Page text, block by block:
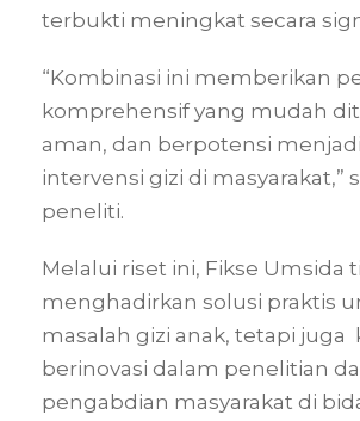
terbukti meningkat secara
“Kombinasi ini memberikan
komprehensif yang mudah
aman, dan berpotensi
intervensi gizi di masyarakat,”
peneliti.
Melalui riset ini, Fikse Umsida
menghadirkan solusi praktis
masalah gizi anak, tetapi juga
berinovasi dalam penelitian
pengabdian masyarakat di